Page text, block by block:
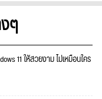
ๆ
11 ให้สวยงาม ไม่เหมือนใคร